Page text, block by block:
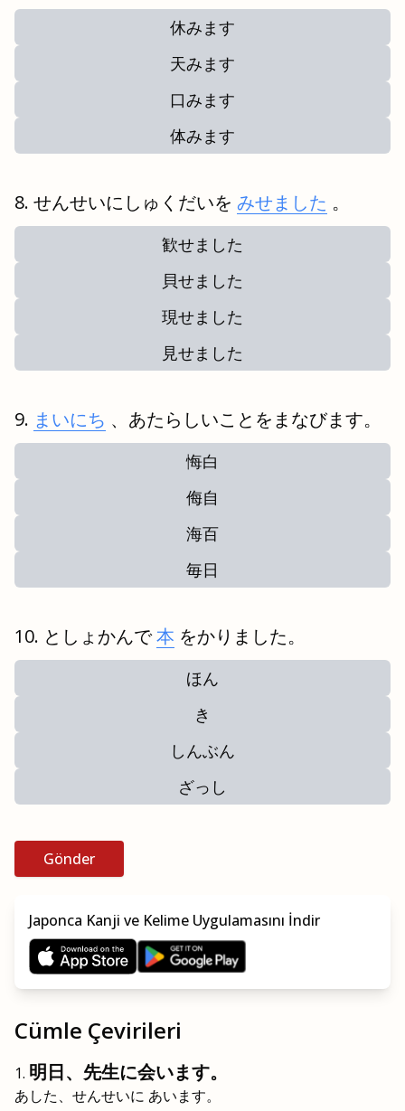
休みます
天みます
口みます
体みます
せんせいにしゅくだいを みせました 。
歓せました
貝せました
現せました
見せました
まいにち 、あたらしいことをまなびます。
悔白
侮自
海百
毎日
としょかんで本 をかりました。
ほん
き
しんぶん
ざっし
Gönder
Japonca Kanji ve Kelime Uygulamasını İndir
Cümle Çevirileri
明日、先生に会います。
あした、せんせいに あいます。